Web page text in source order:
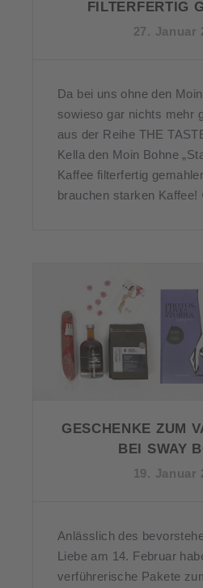
FILTERFERTIG
27. Januar
Da bei uns ohne den
sowieso gar nichts mehr
aus der Reihe THE
Kella den Moin Bohne
Kaffee filterfertig
brauchen starken
GESCHENKE ZUM
BEI SWAY
19. Januar
Anlässlich des
Liebe am 14. Februar
verführerische Pakete